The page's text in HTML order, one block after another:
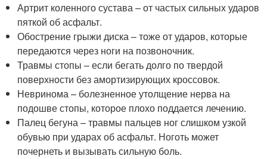
Артрит коленного сустава – от частых сильных ударов
пяткой об асфальт.
Обострение грыжи диска – тоже от ударов, которые
передаются через ноги на позвоночник.
Травмы стопы – если бегать долго по твердой
поверхности без амортизирующих кроссовок.
Невринома – болезненное утолщение нерва на
подошве стопы, которое плохо поддается лечению.
Палец бегуна – травмы пальцев ног слишком узкой
обувью при ударах об асфальт. Ноготь может
почернеть и вызывать сильную боль.